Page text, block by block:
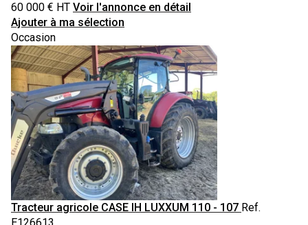
60 000 € HT Voir l'annonce en détail
Ajouter à ma sélection
Occasion
Tracteur agricole CASE IH LUXXUM 110 - 107 Ref.